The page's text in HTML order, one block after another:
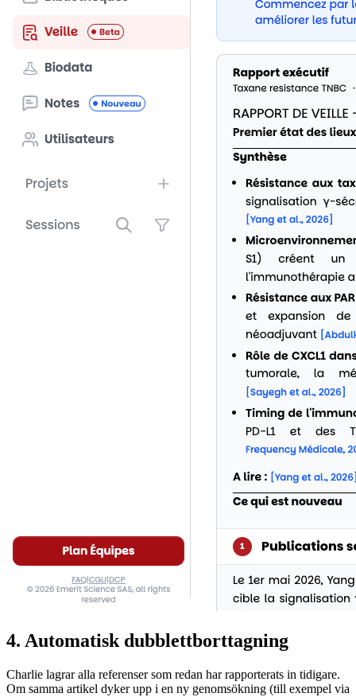
4. Automatisk dubblettborttagning
Charlie lagrar alla referenser som redan har rapporterats in tidigare.
Om samma artikel dyker upp i en ny genomsökning (till exempel via